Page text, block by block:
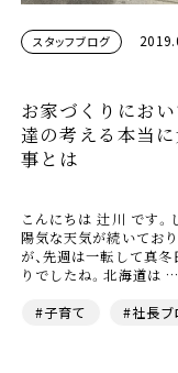
スタッフブログ
お家づくりにお
達の考える本当
事とは
こんにちは 辻川 です。
陽気な天気が続いてお
が、先週は一転して真冬
りでしたね。北海道は …
#子育て
#社長ブ